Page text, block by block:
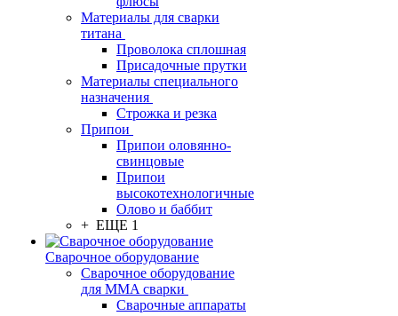
Материалы для сварки
титана
Проволока сплошная
Присадочные прутки
Материалы специального
назначения
Строжка и резка
Припои
Припои оловянно-
свинцовые
Припои
высокотехнологичные
Олово и баббит
+ ЕЩЕ 1
Сварочное оборудование
Сварочное оборудование
для MMA сварки
Сварочные аппараты